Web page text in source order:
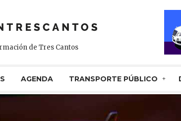
de Tres Cantos
AGENDA TRANSPORTE PÚBLICO